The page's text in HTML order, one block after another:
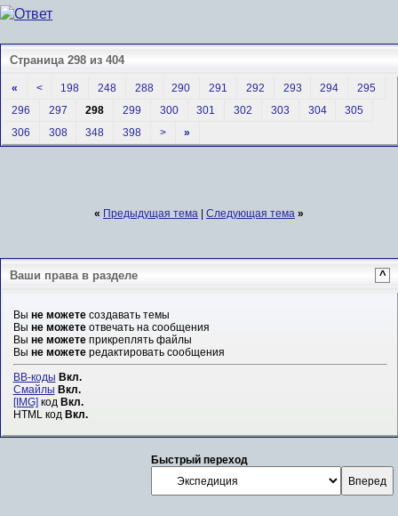
Страница 298 из 404
« < 198 248 288 290 291 292 293 294
295
296
297 298 299 300 301 302 303 304
305
306
308 348 398 > »
« Предыдущая тема Следующая тема »
Ваши права в разделе ^
Вы не можетесоздавать темы
Вы не можетеотвечать на сообщения
Вы не можетеприкреплять файлы
Вы не можетередактировать сообщения
BB-коды Вкл.
Смайлы Вкл.
[IMG]код Вкл.
HTML код Вкл.
Быстрый переход